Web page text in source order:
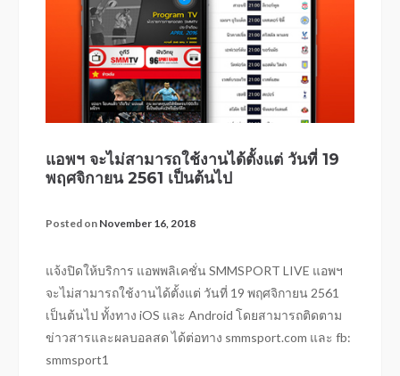
แอพฯ จะไม่สามารถใช้งานได้ตั้งแต่ วันที่ 19
พฤศจิกายน 2561 เป็นต้นไป
Posted on November 16, 2018
แจ้งปิดให้บริการ แอพพลิเคชั่น SMMSPORT LIVE แอพฯ
จะไม่สามารถใช้งานได้ตั้งแต่ วันที่ 19 พฤศจิกายน 2561
เป็นต้นไป ทั้งทาง iOS และ Android โดยสามารถติดตาม
ข่าวสารและผลบอลสด ได้ต่อทาง smmsport.com และ fb:
smmsport1